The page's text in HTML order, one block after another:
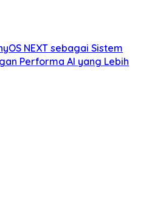
NEXT sebagai Sistem
Performa AI yang Lebih